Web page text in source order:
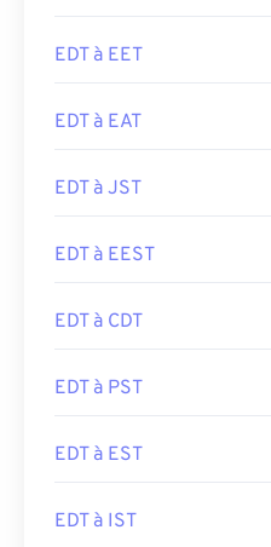
EDT à EET
EDT à EAT
EDT à JST
EDT à EEST
EDT à CDT
EDT à PST
EDT à EST
EDT à IST